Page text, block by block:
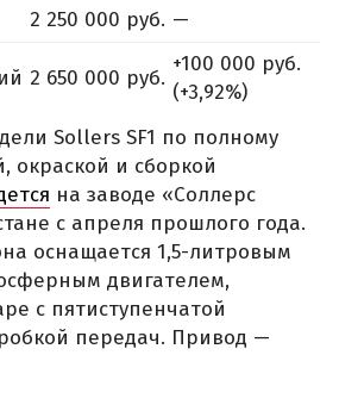
2 250 000 руб. —
2 650 000 руб.
+100 000 руб.
(+3,92%)
Sollers SF1 по полному
окраской и сборкой
на заводе «Соллерс
с апреля прошлого года.
оснащается 1,5-литровым
двигателем,
с пятиступенчатой
передач. Привод —